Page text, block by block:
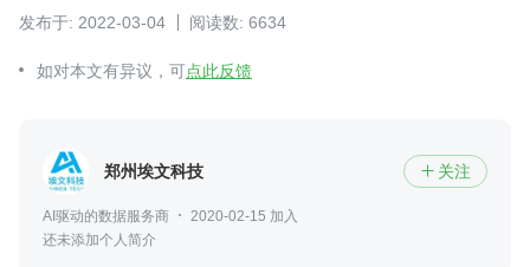
发布于: 2022-03-04 阅读数: 6634
如对本文有异议，可点此反馈
郑州埃文科技  关注
AI驱动的数据服务商
2020-02-15 加入
还未添加个人简介